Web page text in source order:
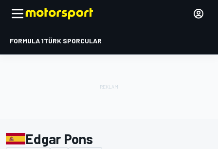
FORMULA 1TÜRK SPORCULAR
Edgar Pons